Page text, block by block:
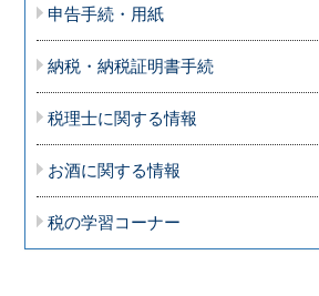
申告手続・用紙
納税・納税証明書手続
税理士に関する情報
お酒に関する情報
税の学習コーナー